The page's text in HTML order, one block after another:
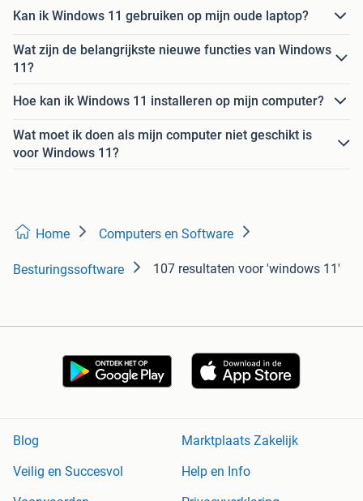
Kan ik Windows 11 gebruiken op mijn oude laptop?
Wat zijn de belangrijkste nieuwe functies van Windows
11?
Hoe kan ik Windows 11 installeren op mijn computer?
Wat moet ik doen als mijn computer niet geschikt is
voor Windows 11?
Home Computers en Software
Besturingssoftware 107 resultaten voor 'windows 11'
Blog
Marktplaats Zakelijk
Veilig en Succesvol
Help en Info